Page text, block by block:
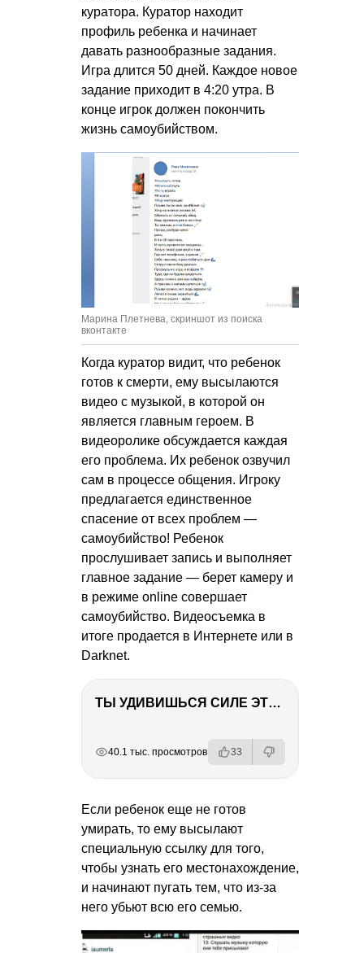
куратора. Куратор находит
профиль ребенка и начинает
давать разнообразные задания.
Игра длится 50 дней. Каждое новое
задание приходит в 4:20 утра. В
конце игрок должен покончить
жизнь самоубийством.
Марина Плетнева, скриншот из поиска
вконтакте
Когда куратор видит, что ребенок
готов к смерти, ему высылаются
видео с музыкой, в которой он
является главным героем. В
видеоролике обсуждается каждая
его проблема. Их ребенок озвучил
сам в процессе общения. Игроку
предлагается единственное
спасение от всех проблем —
самоубийство! Ребенок
прослушивает запись и выполняет
главное задание — берет камеру и
в режиме online совершает
самоубийство. Видеосъемка в
итоге продается в Интернете или в
Darknet.
ТЫ УДИВИШЬСЯ СИЛЕ ЭТО ЧЕЛОВЕКА! Блог о нашей поездке в Вышний Волочек
40.1 тыс. просмотров 33
Если ребенок еще не готов
умирать, то ему высылают
специальную ссылку для того,
чтобы узнать его местонахождение,
и начинают пугать тем, что из-за
него убьют всю его семью.